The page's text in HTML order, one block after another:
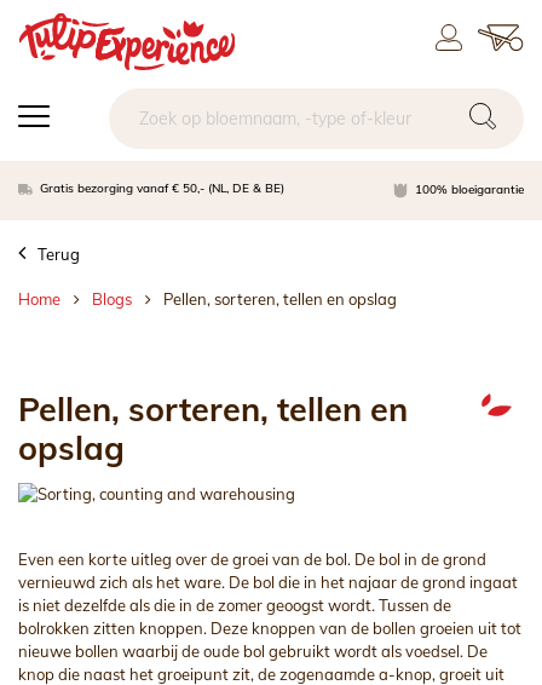
Gratis bezorging vanaf € 50,- (NL, DE & BE) 100% bloeigarantie
Terug
Home Blogs Pellen, sorteren, tellen en opslag
Pellen, sorteren, tellen en
opslag
Even een korte uitleg over de groei van de bol. De bol in de grond
vernieuwd zich als het ware. De bol die in het najaar de grond ingaat
is niet dezelfde als die in de zomer geoogst wordt. Tussen de
bolrokken zitten knoppen. Deze knoppen van de bollen groeien uit tot
nieuwe bollen waarbij de oude bol gebruikt wordt als voedsel. De
knop die naast het groeipunt zit, de zogenaamde a-knop, groeit uit